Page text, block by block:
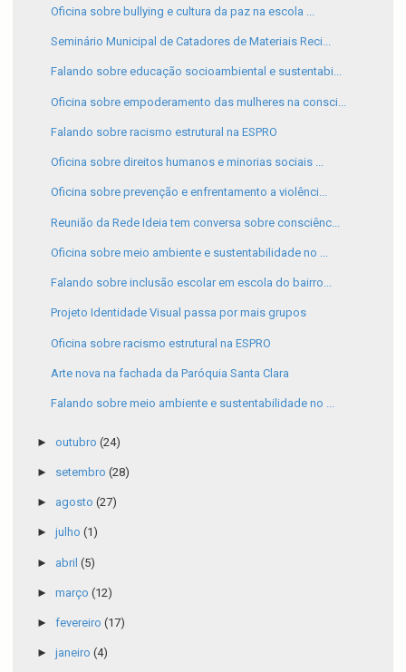
Oficina sobre bullying e cultura da paz na escola ...
Seminário Municipal de Catadores de Materiais Reci...
Falando sobre educação socioambiental e sustentabi...
Oficina sobre empoderamento das mulheres na consci...
Falando sobre racismo estrutural na ESPRO
Oficina sobre direitos humanos e minorias sociais ...
Oficina sobre prevenção e enfrentamento a violênci...
Reunião da Rede Ideia tem conversa sobre consciênc...
Oficina sobre meio ambiente e sustentabilidade no ...
Falando sobre inclusão escolar em escola do bairro...
Projeto Identidade Visual passa por mais grupos
Oficina sobre racismo estrutural na ESPRO
Arte nova na fachada da Paróquia Santa Clara
Falando sobre meio ambiente e sustentabilidade no ...
► outubro (24)
► setembro (28)
► agosto (27)
► julho (1)
► abril (5)
► março (12)
► fevereiro (17)
► janeiro (4)